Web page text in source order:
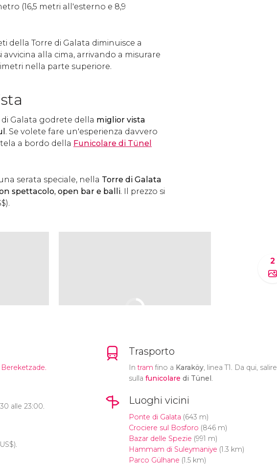
(16,5 metri all'esterno e 8,9
della Torre di Galata diminuisce a
avvicina alla cima, arrivando a misurare
nella parte superiore.
Galata godrete della miglior vista
. Se volete fare un'esperienza davvero
a bordo della Funicolare di Tünel
serata speciale, nella Torre di Galata
spettacolo, open bar e balli. Il prezzo si
).
2
Bereketzade.
alle 23:00.
US$).
Trasporto
Intram fino a Karaköy, linea T1. Da qui, salire
sulla funicolare di Tünel .
Luoghi vicini
Ponte di Galata (643 m)
Crociere sul Bosforo (846 m)
Bazar delle Spezie (991 m)
Hammam di Suleymaniye (1.3 km)
Parco Gülhane (1.5 km)